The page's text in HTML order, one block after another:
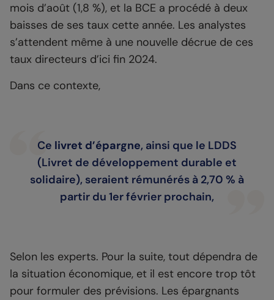
mois d’août (1,8 %), et la BCE a procédé à deux
baisses de ses taux cette année. Les analystes
s’attendent même à une nouvelle décrue de ces
taux directeurs d’ici fin 2024.
Dans ce contexte,
Ce livret d’épargne, ainsi que le LDDS
(Livret de développement durable et
solidaire), seraient rémunérés à 2,70 % à
partir du 1er février prochain,
Selon les experts. Pour la suite, tout dépendra de
la situation économique, et il est encore trop tôt
pour formuler des prévisions. Les épargnants